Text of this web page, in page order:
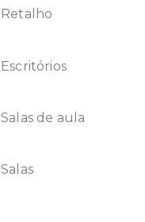
Retalho
Escritórios
Salas de aula
Salas